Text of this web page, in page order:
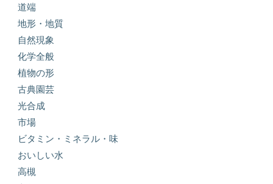
道端
地形・地質
自然現象
化学全般
植物の形
古典園芸
光合成
市場
ビタミン・ミネラル・味
おいしい水
高槻